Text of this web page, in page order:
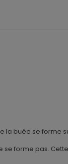
la buée se forme
forme pas.